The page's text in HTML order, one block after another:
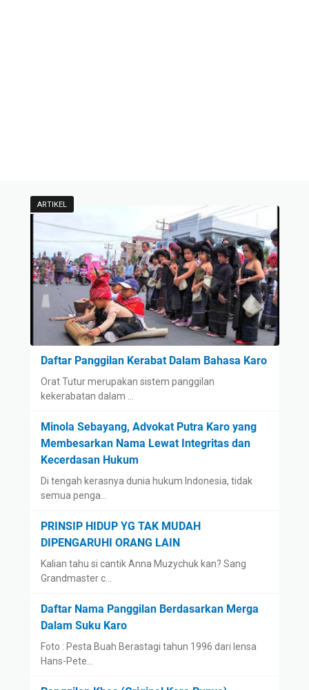
ARTIKEL
Daftar Panggilan Kerabat Dalam Bahasa Karo
Orat Tutur merupakan sistem panggilan
kekerabatan dalam …
Minola Sebayang, Advokat Putra Karo yang
Membesarkan Nama Lewat Integritas dan
Kecerdasan Hukum
Di tengah kerasnya dunia hukum Indonesia, tidak
semua penga…
PRINSIP HIDUP YG TAK MUDAH
DIPENGARUHI ORANG LAIN
Kalian tahu si cantik Anna Muzychuk kan? Sang
Grandmaster c…
Daftar Nama Panggilan Berdasarkan Merga
Dalam Suku Karo
Foto : Pesta Buah Berastagi tahun 1996 dari lensa
Hans-Pete…